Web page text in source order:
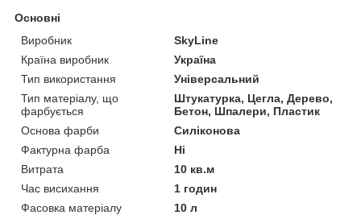
Основні
Виробник
SkyLine
Країна виробник
Україна
Тип використання
Універсальний
Тип матеріалу, що
фарбується
Штукатурка, Цегла, Дерево,
Бетон, Шпалери, Пластик
Основа фарби
Силіконова
Фактурна фарба
Ні
Витрата
10 кв.м
Час висихання
1 годин
Фасовка матеріалу
10 л